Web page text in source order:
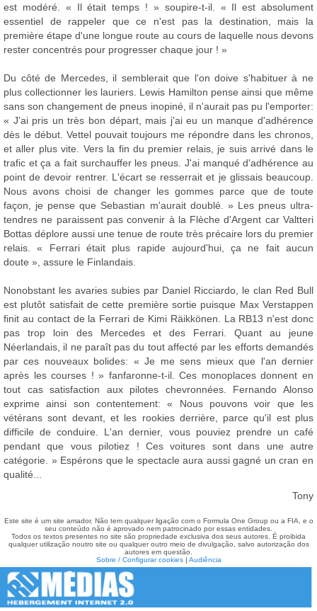
est modéré. « Il était temps ! » soupire-t-il. « Il est absolument
essentiel de rappeler que ce n'est pas la destination, mais la
première étape d'une longue route au cours de laquelle nous devons
rester concentrés pour progresser chaque jour ! »
Du côté de Mercedes, il semblerait que l'on doive s'habituer à ne
plus collectionner les lauriers. Lewis Hamilton pense ainsi que même
sans son changement de pneus inopiné, il n'aurait pas pu l'emporter:
« J'ai pris un très bon départ, mais j'ai eu un manque d'adhérence
dès le début. Vettel pouvait toujours me répondre dans les chronos,
et aller plus vite. Vers la fin du premier relais, je suis arrivé dans le
trafic et ça a fait surchauffer les pneus. J'ai manqué d'adhérence au
point de devoir rentrer. L'écart se resserrait et je glissais beaucoup.
Nous avons choisi de changer les gommes parce que de toute
façon, je pense que Sebastian m'aurait doublé. » Les pneus ultra-
tendres ne paraissent pas convenir à la Flèche d'Argent car Valtteri
Bottas déplore aussi une tenue de route très précaire lors du premier
relais. « Ferrari était plus rapide aujourd'hui, ça ne fait aucun
doute », assure le Finlandais.
Nonobstant les avaries subies par Daniel Ricciardo, le clan Red Bull
est plutôt satisfait de cette première sortie puisque Max Verstappen
finit au contact de la Ferrari de Kimi Räikkönen. La RB13 n'est donc
pas trop loin des Mercedes et des Ferrari. Quant au jeune
Néerlandais, il ne paraît pas du tout affecté par les efforts demandés
par ces nouveaux bolides: « Je me sens mieux que l'an dernier
après les courses ! » fanfaronne-t-il. Ces monoplaces donnent en
tout cas satisfaction aux pilotes chevronnées. Fernando Alonso
exprime ainsi son contentement: « Nous pouvons voir que les
vétérans sont devant, et les rookies derrière, parce qu'il est plus
difficile de conduire. L'an dernier, vous pouviez prendre un café
pendant que vous pilotiez ! Ces voitures sont dans une autre
catégorie. » Espérons que le spectacle aura aussi gagné un cran en
qualité...
Tony
Este site é um site amador. Não tem qualquer ligação com o Formula One Group ou a FIA, e o
seu conteúdo não é aprovado nem patrocinado por essas entidades.
Todos os textos presentes no site são propriedade exclusiva dos seus autores. É proibida
qualquer utilização noutro site ou qualquer outro meio de divulgação, salvo autorização dos
autores em questão.
Sobre / Configurar cookies| Audiência